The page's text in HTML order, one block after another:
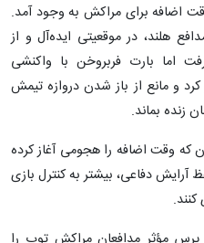
وقت اضافه برای مراکش به وجود آمد.
هلند، در موقعیتی ایده‌آل و از
اما بارت فربروخن با واکنشی
و مانع از باز شدن دروازه تیمش
زنده بماند.
که وقت اضافه را هجومی آغاز کرده
آرایش دفاعی، بیشتر به کنترل بازی